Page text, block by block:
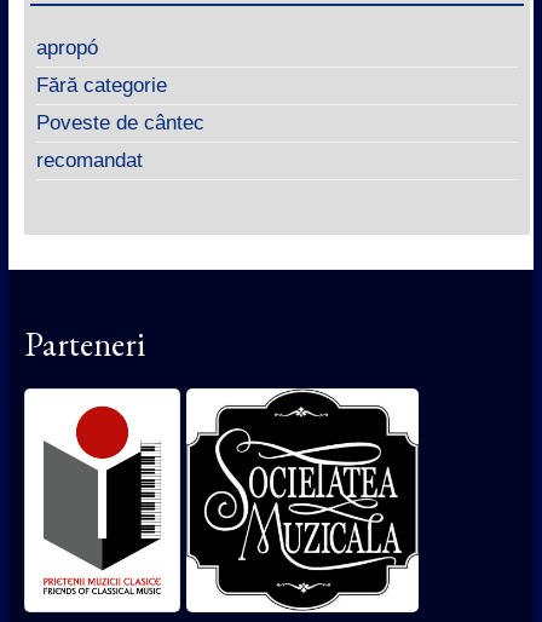
apropó
Fără categorie
Poveste de cântec
recomandat
Parteneri